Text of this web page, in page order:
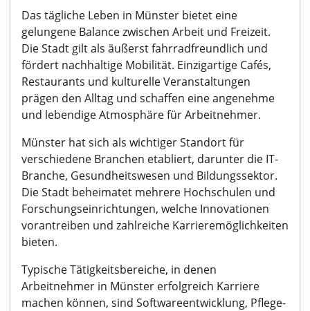
Das tägliche Leben in Münster bietet eine
gelungene Balance zwischen Arbeit und Freizeit.
Die Stadt gilt als äußerst fahrradfreundlich und
fördert nachhaltige Mobilität. Einzigartige Cafés,
Restaurants und kulturelle Veranstaltungen
prägen den Alltag und schaffen eine angenehme
und lebendige Atmosphäre für Arbeitnehmer.
Münster hat sich als wichtiger Standort für
verschiedene Branchen etabliert, darunter die IT-
Branche, Gesundheitswesen und Bildungssektor.
Die Stadt beheimatet mehrere Hochschulen und
Forschungseinrichtungen, welche Innovationen
vorantreiben und zahlreiche Karrieremöglichkeiten
bieten.
Typische Tätigkeitsbereiche, in denen
Arbeitnehmer in Münster erfolgreich Karriere
machen können, sind Softwareentwicklung, Pflege-